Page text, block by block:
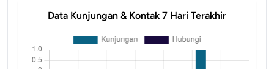
Data Kunjungan & Kontak 7 Hari Terakhir